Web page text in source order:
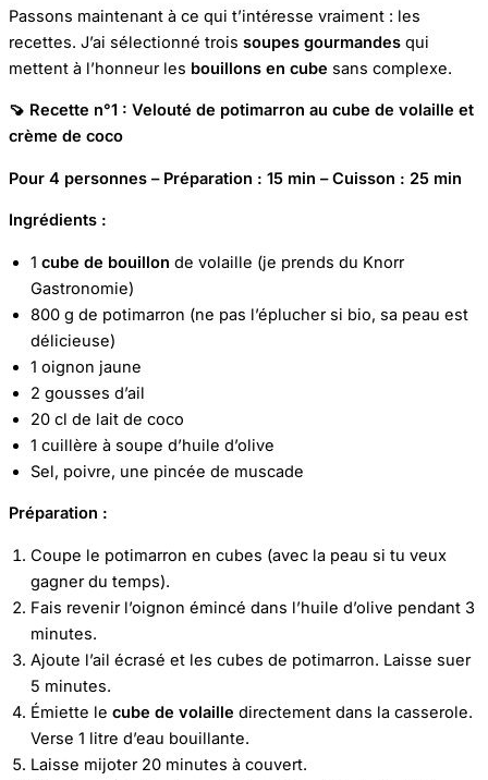
Passons maintenant à ce qui t’intéresse vraiment : les
recettes. J’ai sélectionné trois soupes gourmandes qui
mettent à l’honneur les bouillons en cube sans complexe.
🍠 Recette n°1 : Velouté de potimarron au cube de volaille et
crème de coco
Pour 4 personnes – Préparation : 15 min – Cuisson : 25 min
Ingrédients :
1 cube de bouillon de volaille (je prends du Knorr
Gastronomie)
800 g de potimarron (ne pas l’éplucher si bio, sa peau est
délicieuse)
1 oignon jaune
2 gousses d’ail
20 cl de lait de coco
1 cuillère à soupe d’huile d’olive
Sel, poivre, une pincée de muscade
Préparation :
Coupe le potimarron en cubes (avec la peau si tu veux
gagner du temps).
Fais revenir l’oignon émincé dans l’huile d’olive pendant 3
minutes.
Ajoute l’ail écrasé et les cubes de potimarron. Laisse suer
5 minutes.
Émiette le cube de volaille directement dans la casserole.
Verse 1 litre d’eau bouillante.
Laisse mijoter 20 minutes à couvert.